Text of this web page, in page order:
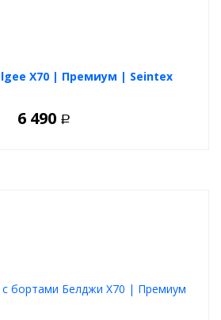
X70 | Премиум | Seintex
6 490 Р